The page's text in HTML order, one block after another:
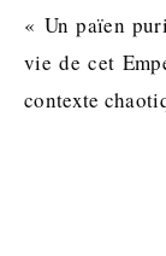
« Un païen
vie de cet
contexte